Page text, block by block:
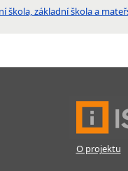
škola, základní škola a
O projektu